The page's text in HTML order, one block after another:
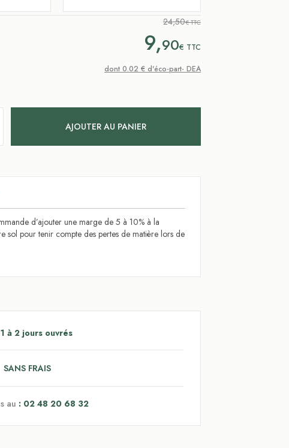
24,50€ TTC
9,90€ TTC
dont 0.02 € d'éco-part- DEA
AJOUTER AU PANIER
d’ajouter une marge de 5 à 10% à la
sol pour tenir compte des pertes de matière lors de
à 2 jours ouvrés
SANS FRAIS
au : 02 48 20 68 32